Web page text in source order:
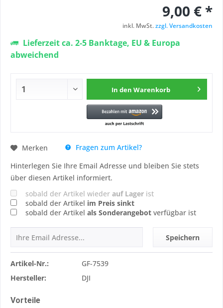
9,00 € *
inkl. MwSt.zzgl. Versandkosten
Lieferzeit ca. 2-5 Banktage, EU & Europa
abweichend
In den Warenkorb
Merken
Fragen zum Artikel?
Hinterlegen Sie Ihre Email Adresse und bleiben Sie stets
über diesen Artikel informiert.
sobald der Artikel wieder auf Lager ist
sobald der Artikel im Preis sinkt
sobald der Artikel als Sonderangebot verfügbar ist
Speichern
Artikel-Nr.:
GF-7539
Hersteller:
DJI
Vorteile